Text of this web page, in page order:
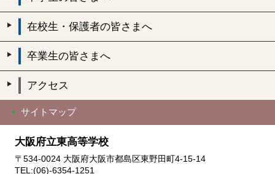
在校生・保護者の皆さまへ
卒業生の皆さまへ
アクセス
サイトマップ
大阪府立東高等学校
〒534-0024 大阪府大阪市都島区東野田町4-15-14
TEL:(06)-6354-1251